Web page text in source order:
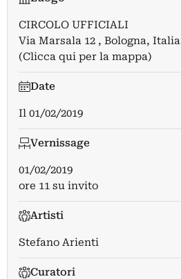
CIRCOLO UFFICIALI
Via Marsala 12 , Bologna, Italia
(Clicca qui per la mappa)
Date
Il 01/02/2019
Vernissage
01/02/2019
ore 11 su invito
Artisti
Stefano Arienti
Curatori